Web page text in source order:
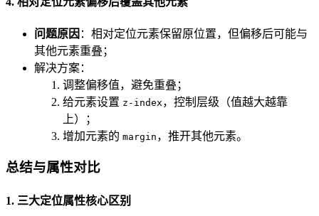
问题原因 ：相对定位元素保留原位置，但偏移后可能与
其他元素重叠；
解决方案：
调整偏移值，避免重叠；
给元素设置 z-index ，控制层级（值越大越靠
上）；
增加元素的 margin ，推开其他元素。
总结与属性对比
1. 三大定位属性核心区别